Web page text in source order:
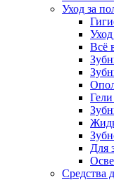
Уход за
Всё
Гели
Для
Средства